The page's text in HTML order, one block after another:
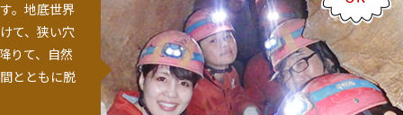
。地底世界
て、狭い穴
りて、自然
とともに脱